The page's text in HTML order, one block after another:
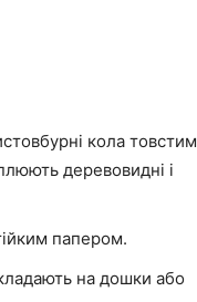
кола товстим
деревовидні і
папером.
на дошки або